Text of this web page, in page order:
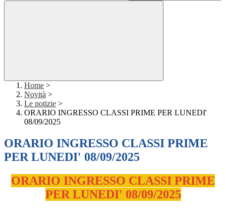
Home >
Novità >
Le notizie >
ORARIO INGRESSO CLASSI PRIME PER LUNEDI'
08/09/2025
ORARIO INGRESSO CLASSI PRIME
PER LUNEDI' 08/09/2025
ORARIO INGRESSO CLASSI PRIME
PER LUNEDI' 08/09/2025